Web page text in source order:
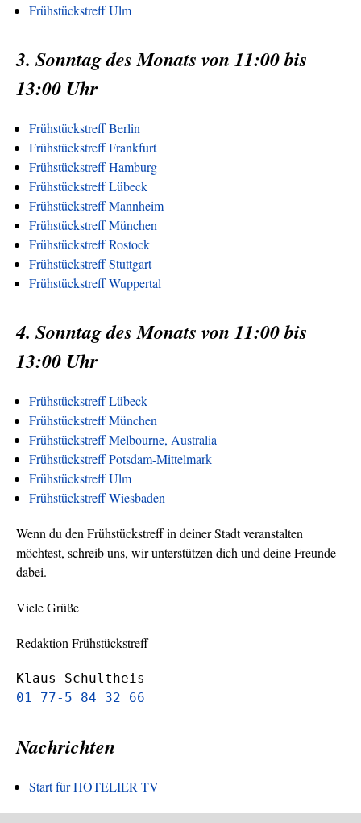
Frühstückstreff Ulm
3. Sonntag des Monats von 11:00 bis
13:00 Uhr
Frühstückstreff Berlin
Frühstückstreff Frankfurt
Frühstückstreff Hamburg
Frühstückstreff Lübeck
Frühstückstreff Mannheim
Frühstückstreff München
Frühstückstreff Rostock
Frühstückstreff Stuttgart
Frühstückstreff Wuppertal
4. Sonntag des Monats von 11:00 bis
13:00 Uhr
Frühstückstreff Lübeck
Frühstückstreff München
Frühstückstreff Melbourne, Australia
Frühstückstreff Potsdam-Mittelmark
Frühstückstreff Ulm
Frühstückstreff Wiesbaden
Wenn du den Frühstückstreff in deiner Stadt veranstalten
möchtest, schreib uns, wir unterstützen dich und deine Freunde
dabei.
Viele Grüße
Redaktion Frühstückstreff
Klaus Schultheis
01 77-5 84 32 66
Nachrichten
Start für HOTELIER TV